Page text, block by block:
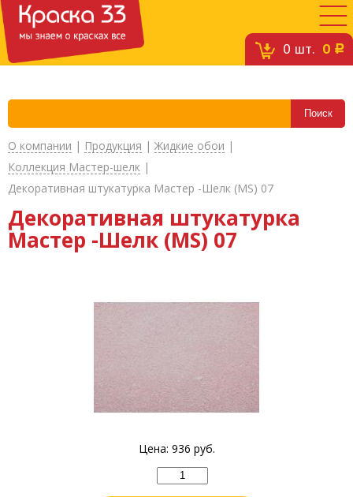
0 шт. 0 c
О компании | Продукция | Жидкие обои |
Коллекция Мастер-шелк |
Декоративная штукатурка Мастер -Шелк (MS) 07
Декоративная штукатурка
Мастер -Шелк (MS) 07
Цена: 936 руб.